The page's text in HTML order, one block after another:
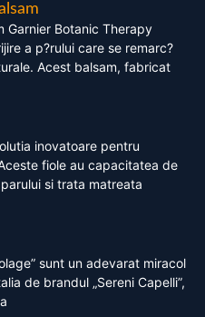
Garnier Botanic Therapy
a p?rului care se remarc?
Acest balsam, fabricat
inovatoare pentru
fiole au capacitatea de
si trata matreata
sunt un adevarat miracol
de brandul „Sereni Capelli”,